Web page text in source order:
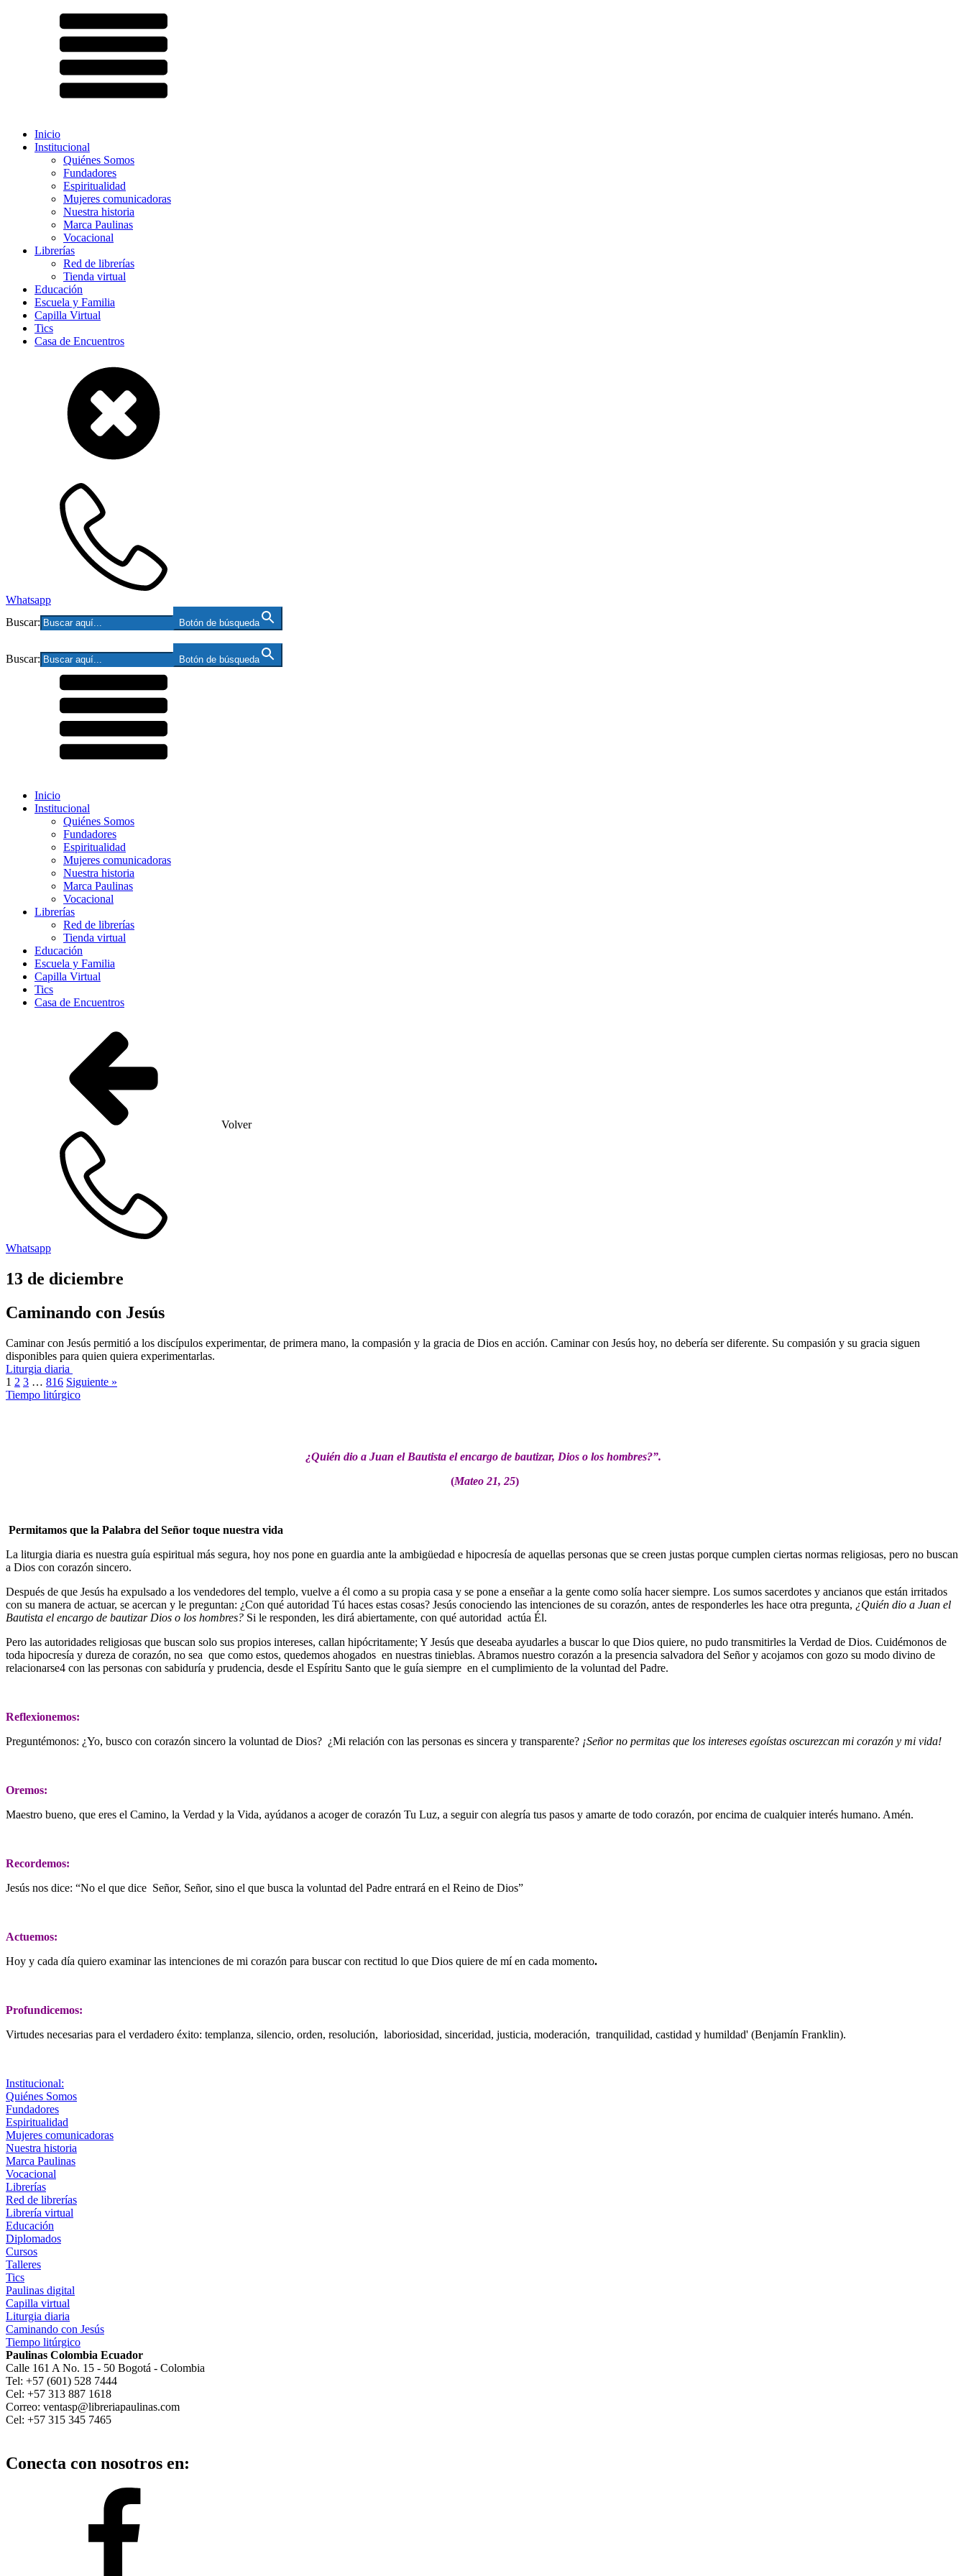
Inicio
Institucional
Quiénes Somos
Fundadores
Espiritualidad
Mujeres comunicadoras
Nuestra historia
Marca Paulinas
Vocacional
Librerías
Red de librerías
Tienda virtual
Educación
Escuela y Familia
Capilla Virtual
Tics
Casa de Encuentros
Whatsapp
Buscar:
Botón de búsqueda
Buscar: Botón de búsqueda
Inicio
Institucional
Quiénes Somos
Fundadores
Espiritualidad
Mujeres comunicadoras
Nuestra historia
Marca Paulinas
Vocacional
Librerías
Red de librerías
Tienda virtual
Educación
Escuela y Familia
Capilla Virtual
Tics
Casa de Encuentros
Volver
Whatsapp
13 de diciembre
Caminando con Jesús
Caminar con Jesús permitió a los discípulos experimentar, de primera mano, la compasión y la gracia de Dios en acción. Caminar con Jesús hoy, no debería ser diferente. Su compasión y su gracia siguen
disponibles para quien quiera experimentarlas.
Liturgia diaria
1 2 3 … 816 Siguiente »
Tiempo litúrgico
¿Quién dio a Juan el Bautista el encargo de bautizar, Dios o los hombres?”.
(Mateo 21, 25)
Permitamos que la Palabra del Señor toque nuestra vida
La liturgia diaria es nuestra guía espiritual más segura, hoy nos pone en guardia ante la ambigüedad e hipocresía de aquellas personas que se creen justas porque cumplen ciertas normas religiosas, pero no buscan
a Dios con corazón sincero.
Después de que Jesús ha expulsado a los vendedores del templo, vuelve a él como a su propia casa y se pone a enseñar a la gente como solía hacer siempre. Los sumos sacerdotes y ancianos que están irritados
con su manera de actuar, se acercan y le preguntan: ¿Con qué autoridad Tú haces estas cosas? Jesús conociendo las intenciones de su corazón, antes de responderles les hace otra pregunta, ¿Quién dio a Juan el
Bautista el encargo de bautizar Dios o los hombres? Si le responden, les dirá abiertamente, con qué autoridad actúa Él.
Pero las autoridades religiosas que buscan solo sus propios intereses, callan hipócritamente; Y Jesús que deseaba ayudarles a buscar lo que Dios quiere, no pudo transmitirles la Verdad de Dios. Cuidémonos de
toda hipocresía y dureza de corazón, no sea que como estos, quedemos ahogados en nuestras tinieblas. Abramos nuestro corazón a la presencia salvadora del Señor y acojamos con gozo su modo divino de
relacionarse4 con las personas con sabiduría y prudencia, desde el Espíritu Santo que le guía siempre en el cumplimiento de la voluntad del Padre.
Reflexionemos:
Preguntémonos: ¿Yo, busco con corazón sincero la voluntad de Dios? ¿Mi relación con las personas es sincera y transparente? ¡Señor no permitas que los intereses egoístas oscurezcan mi corazón y mi vida!
Oremos:
Maestro bueno, que eres el Camino, la Verdad y la Vida, ayúdanos a acoger de corazón Tu Luz, a seguir con alegría tus pasos y amarte de todo corazón, por encima de cualquier interés humano. Amén.
Recordemos:
Jesús nos dice: “No el que dice Señor, Señor, sino el que busca la voluntad del Padre entrará en el Reino de Dios”
Actuemos:
Hoy y cada día quiero examinar las intenciones de mi corazón para buscar con rectitud lo que Dios quiere de mí en cada momento.
Profundicemos:
Virtudes necesarias para el verdadero éxito: templanza, silencio, orden, resolución, laboriosidad, sinceridad, justicia, moderación, tranquilidad, castidad y humildad' (Benjamín Franklin).
Institucional:
Quiénes Somos
Fundadores
Espiritualidad
Mujeres comunicadoras
Nuestra historia
Marca Paulinas
Vocacional
Librerías
Red de librerías
Librería virtual
Educación
Diplomados
Cursos
Talleres
Tics
Paulinas digital
Capilla virtual
Liturgia diaria
Caminando con Jesús
Tiempo litúrgico
Paulinas Colombia Ecuador
Calle 161 A No. 15 - 50 Bogotá - Colombia
Tel: +57 (601) 528 7444
Cel: +57 313 887 1618
Correo: ventasp@libreriapaulinas.com
Cel: +57 315 345 7465
Conecta con nosotros en: